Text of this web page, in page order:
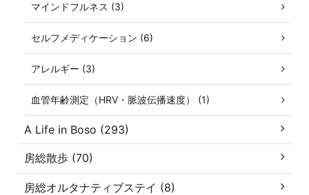
マインドフルネス (3)
セルフメディケーション (6)
アレルギー (3)
血管年齢測定（HRV・脈波伝播速度） (1)
A Life in Boso (293)
房総散歩 (70)
房総オルタナティブステイ (8)